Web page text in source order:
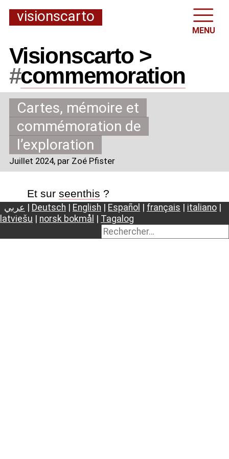
visionscarto
MENU
Visionscarto >
#commemoration
Cartes, mémoire et
commémoration de
l’exploration
Juillet 2024, par Zoé Pfister
Et sur seenthis ?
عربي Deutsch English Español français italiano
latviešu
norsk bokmål Tagalog